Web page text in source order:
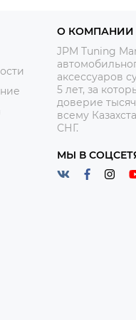
О КОМПАНИИ
JPM Tuning
аксессуаров
5 лет, за
доверие
всему
СНГ.
МЫ В